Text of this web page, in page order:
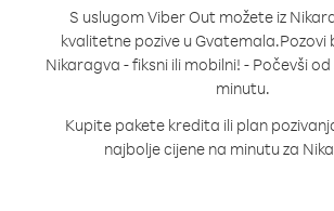
S uslugom Viber Out možete iz
kvalitetne pozive u Gvatemala.Pozovi
Nikaragva - fiksni ili mobilni! - Počevši od
minutu.
Kupite pakete kredita ili plan
najbolje cijene na minutu za